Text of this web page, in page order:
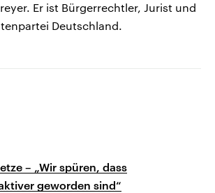
Er ist Bürgerrechtler, Jurist und
Deutschland.
– „Wir spüren, dass
geworden sind“